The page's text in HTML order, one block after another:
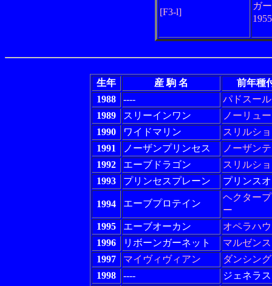
[F3-l]
ガ
生年 産 駒 名
前年種
1988
----
パドスール
1989
スリーインワン
ノーリュ
1990
ワイドマリン
スリルシ
1991
ノーザンプリンセス
ノーザン
1992
エーブドラゴン
スリルシ
1993
プリンセスプレーン プリンス
1994 エーブプロテイン
ヘクター
ー
1995
エーブオーカン
オペラハ
1996
リボーンガーネット
マルゼン
1997
マイヴィヴィアン
ダンシン
1998
----
ジェネラス